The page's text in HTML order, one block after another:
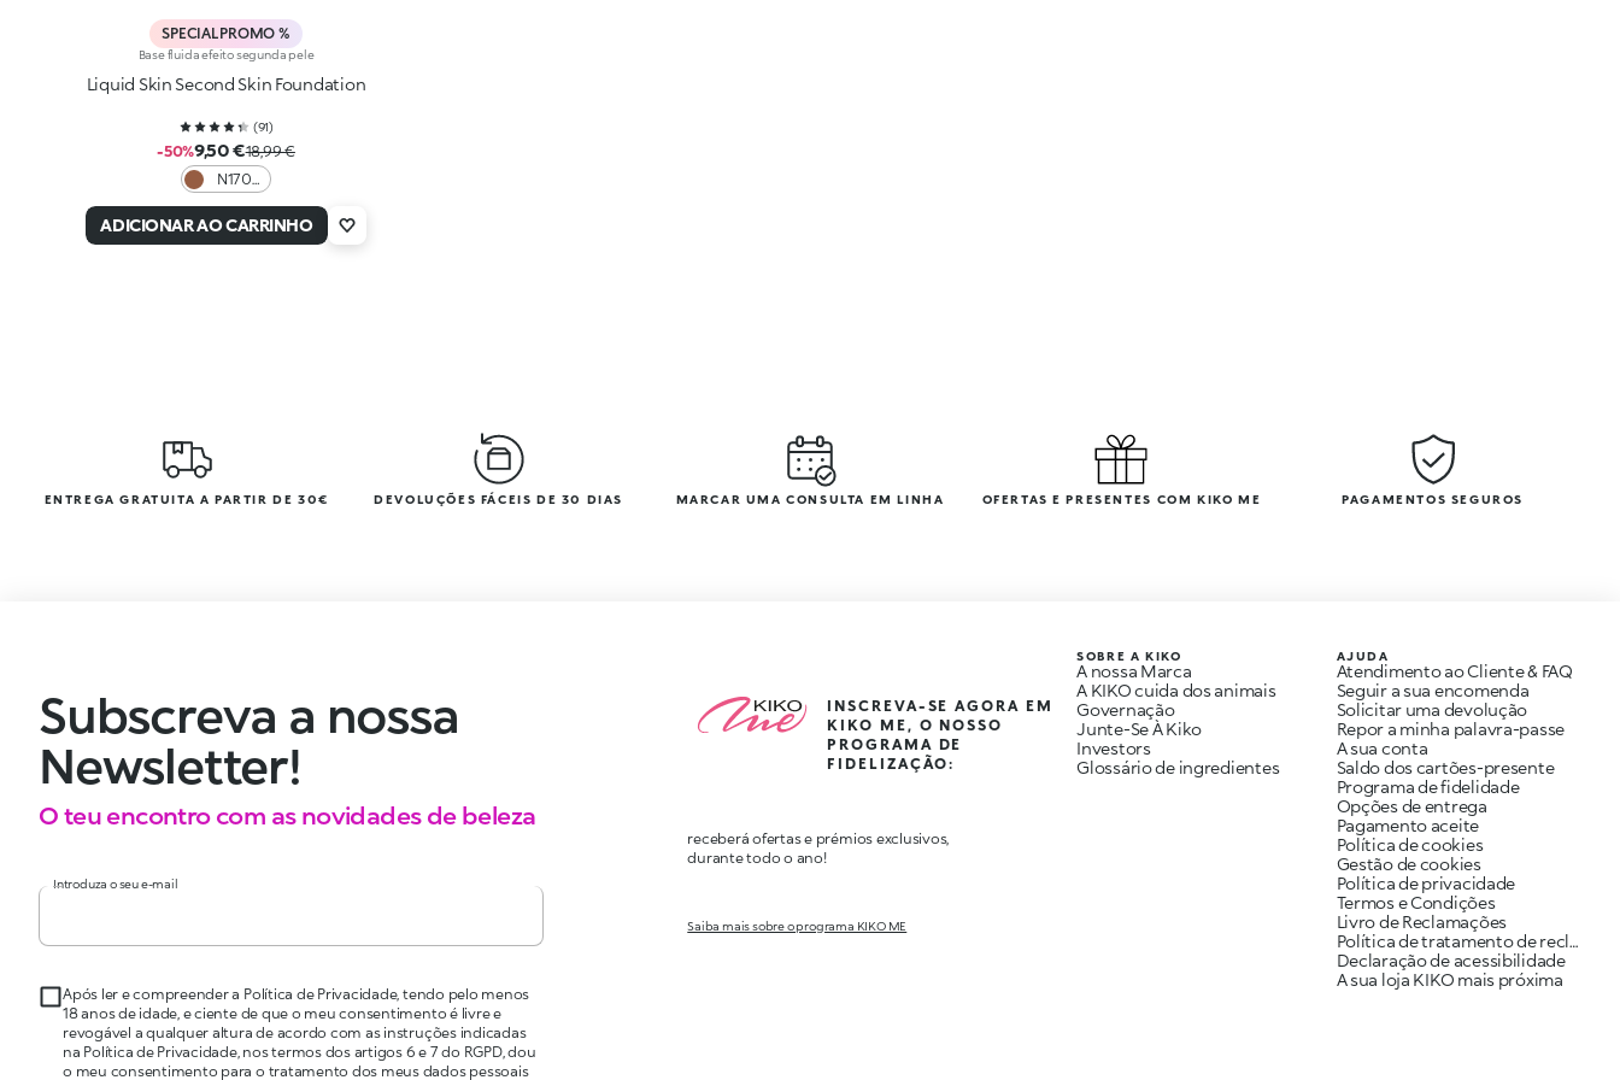
SPECIAL PROMO %
Base fluida efeito segunda pele
Liquid Skin Second Skin Foundation
(91)
-50%9,50 €18,99 €
N170
ADICIONAR AO CARRINHO
ENTREGA GRATUITA A PARTIR DE 30€ DEVOLUÇÕES FÁCEIS DE 30 DIAS MARCAR UMA CONSULTA EM LINHA OFERTAS E PRESENTES COM KIKO ME PAGAMENTOS SEGUROS
Subscreva a nossa
Newsletter!
O teu encontro com as novidades de beleza
Introduza o seu e-mail
Após ler e compreender a Política de Privacidade, tendo pelo menos
18 anos de idade, e ciente de que o meu consentimento é livre e
revogável a qualquer altura de acordo com as instruções indicadas
na Política de Privacidade, nos termos dos artigos 6 e 7 do RGPD, dou
o meu consentimento para o tratamento dos meus dados pessoais
INSCREVA-SE AGORA EM
KIKO ME, O NOSSO
PROGRAMA DE
FIDELIZAÇÃO:
receberá ofertas e prémios exclusivos,
durante todo o ano!
Saiba mais sobre o programa KIKO ME
SOBRE A KIKO
A nossa Marca
A KIKO cuida dos animais
Governação
Junte-Se À Kiko
Investors
Glossário de ingredientes
AJUDA
Atendimento ao Cliente & FAQ
Seguir a sua encomenda
Solicitar uma devolução
Repor a minha palavra-passe
A sua conta
Saldo dos cartões-presente
Programa de fidelidade
Opções de entrega
Pagamento aceite
Política de cookies
Gestão de cookies
Política de privacidade
Termos e Condições
Livro de Reclamações
Política de tratamento de reclamações
Declaração de acessibilidade
A sua loja KIKO mais próxima